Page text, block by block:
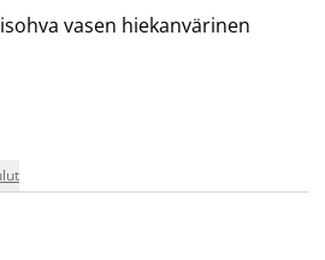
vasen hiekanvärinen